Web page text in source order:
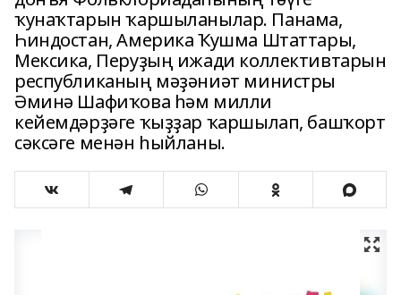
ҡунаҡтарын ҡаршыланылар. Панама,
Һиндостан, Америка Ҡушма Штаттары,
Мексика, Перуҙың ижади коллективтарын
республиканың мәҙәниәт министры
Әминә Шафиҡова һәм милли
кейемдәрҙәге ҡыҙҙар ҡаршылап, башҡорт
сәксәге менән һыйланы.